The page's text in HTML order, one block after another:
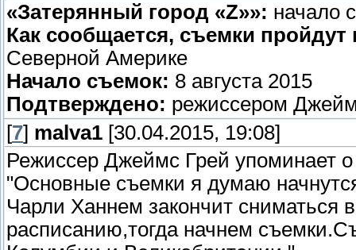
«Затерянный город «Z»»: начало
Как сообщается, съемки пройдут
Северной Америке
Начало съемок: 8 августа 2015
Подтверждено: режиссером
[7] malva1 [30.04.2015, 19:08]
Режиссер Джеймс Грей упоминает
"Основные съемки я думаю начнутся
Чарли Ханнем закончит сниматься
расписанию,тогда начнем